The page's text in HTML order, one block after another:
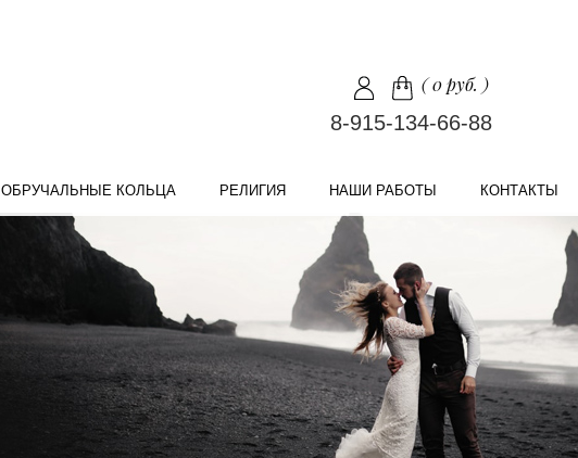
(0 руб. )
8-915-134-66-88
ОБРУЧАЛЬНЫЕ КОЛЬЦА РЕЛИГИЯ НАШИ РАБОТЫ КОНТАКТЫ